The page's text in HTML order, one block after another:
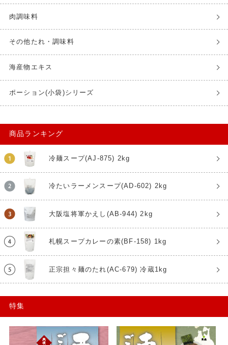
肉調味料
その他たれ・調味料
海産物エキス
ポーション(小袋)シリーズ
商品ランキング
冷麺スープ(AJ-875) 2kg
冷たいラーメンスープ(AD-602) 2kg
大阪塩将軍かえし(AB-944) 2kg
札幌スープカレーの素(BF-158) 1kg
正宗担々麺のたれ(AC-679) 冷蔵1kg
特集